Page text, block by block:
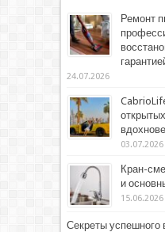
Ремонт
24.07.2026
03.07.2026
Кран-
и
15.06.2026
Секреты успешного